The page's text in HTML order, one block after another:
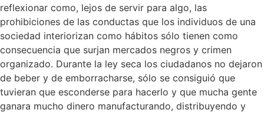
reflexionar como, lejos de servir para algo, las
prohibiciones de las conductas que los individuos de una
sociedad interiorizan como hábitos sólo tienen como
consecuencia que surjan mercados negros y crimen
organizado. Durante la ley seca los ciudadanos no dejaron
de beber y de emborracharse, sólo se consiguió que
tuvieran que esconderse para hacerlo y que mucha gente
ganara mucho dinero manufacturando, distribuyendo y